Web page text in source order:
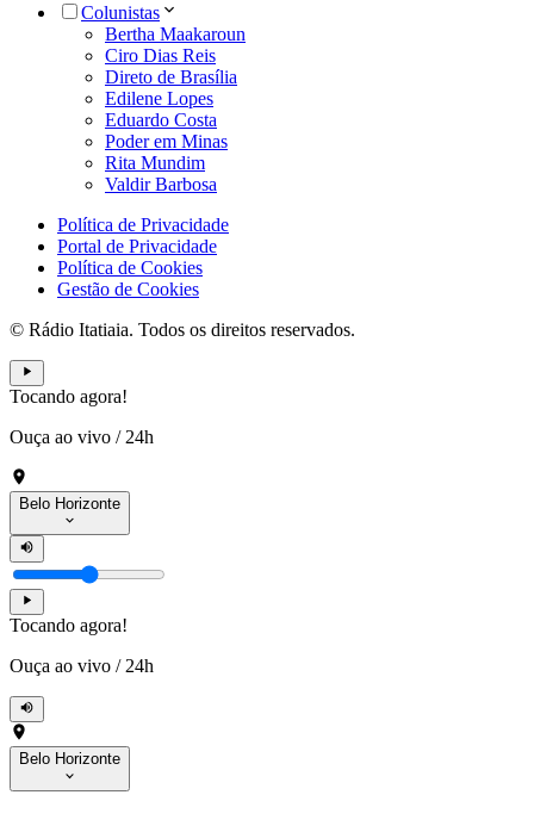
Colunistas
Bertha Maakaroun
Ciro Dias Reis
Direto de Brasília
Edilene Lopes
Eduardo Costa
Poder em Minas
Rita Mundim
Valdir Barbosa
Política de Privacidade
Portal de Privacidade
Política de Cookies
Gestão de Cookies
© Rádio Itatiaia. Todos os direitos reservados.
Tocando agora!
Ouça ao vivo / 24h
Belo Horizonte
Tocando agora!
Ouça ao vivo / 24h
Belo Horizonte